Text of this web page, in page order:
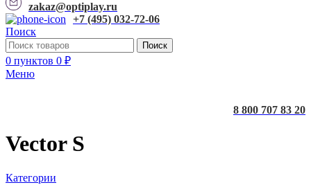
zakaz@optiplay.ru
+7 (495) 032-72-06
Поиск
Поиск
0 пунктов 0 ₽
Меню
8 800 707 83 20
Vector S
Категории